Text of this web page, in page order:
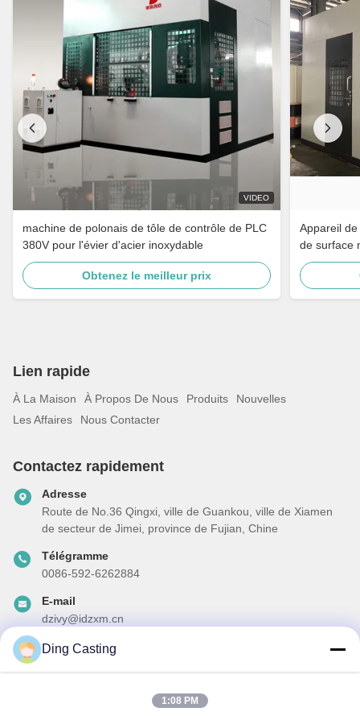
VIDEO
machine de polonais de tôle de contrôle de PLC
380V pour l'évier d'acier inoxydable
Obtenez le meilleur prix
Appareil
de surface
Lien rapide
À La Maison À Propos De Nous Produits
Nouvelles
Les Affaires
Nous Contacter
Contactez rapidement
Adresse
Route de No.36 Qingxi, ville de Guankou, ville de Xiamen
de secteur de Jimei, province de Fujian, Chine
Télégramme
0086-592-6262884
E-mail
dzivy@idzxm.cn
Ding Casting
1:08 PM